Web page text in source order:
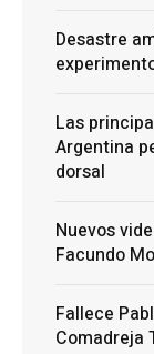
Desastre
Las
Argentina
dorsal
Nuevos
Facundo
Fallece
Comadreja